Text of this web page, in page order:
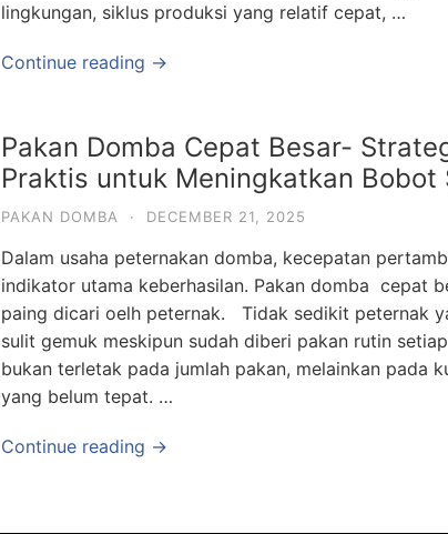
lingkungan, siklus produksi yang relatif cepat, …
Continue reading →
Pakan Domba Cepat Besar-
Praktis untuk Meningkatkan Bobot
PAKAN DOMBA · DECEMBER 21, 2025
Dalam usaha peternakan domba, kecepatan
indikator utama keberhasilan. Pakan domba cepat
paing dicari oelh peternak. Tidak sedikit peternak
sulit gemuk meskipun sudah diberi pakan rutin
bukan terletak pada jumlah pakan, melainkan pada
yang belum tepat. …
Continue reading →